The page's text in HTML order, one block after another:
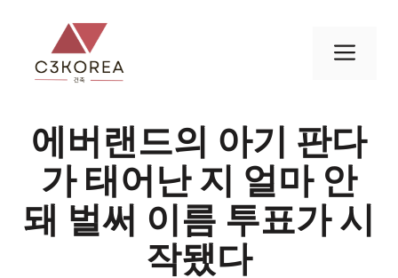
메
에버랜드의 아기 판다
가 태어난 지 얼마 안
돼 벌써 이름 투표가 시
작됐다